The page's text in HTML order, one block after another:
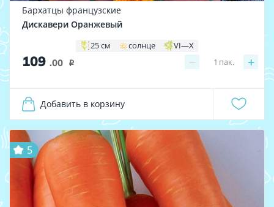
Бархатцы французские
Дискавери Оранжевый
25 см солнце VI—X
109 .00 i − +
1 пак.
Добавить в корзину
5